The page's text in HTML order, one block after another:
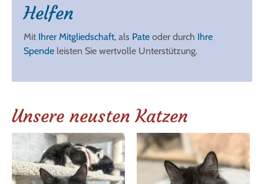
Helfen
Mit Ihrer Mitgliedschaft, als Pate oder durch Ihre
Spende leisten Sie wertvolle Unterstützung.
Unsere neusten Katzen